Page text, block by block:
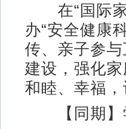
在“国际家
办“安全健康
传、亲子参
建设，强化
和睦、幸福
【同期】